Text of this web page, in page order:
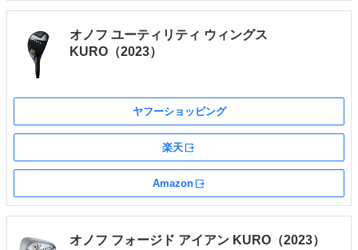
オノフ ユーティリティ ウィングス
KURO（2023）
ヤフーショッピング
楽天
Amazon
オノフ フォージド アイアン KURO（2023）